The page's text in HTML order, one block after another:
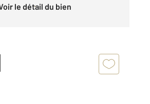
Voir le détail du bien